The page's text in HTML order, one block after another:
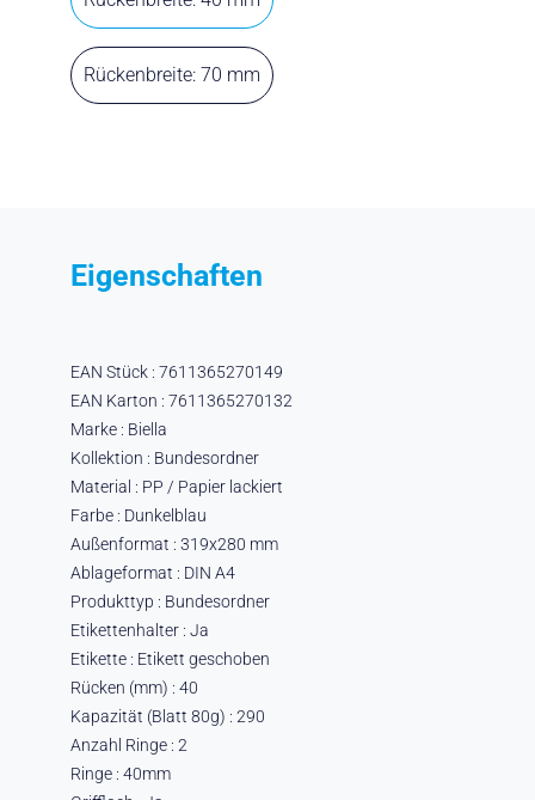
Rückenbreite: 70 mm
Eigenschaften
EAN Stück : 7611365270149
EAN Karton : 7611365270132
Marke : Biella
Kollektion : Bundesordner
Material : PP / Papier lackiert
Farbe : Dunkelblau
Außenformat : 319x280 mm
Ablageformat : DIN A4
Produkttyp : Bundesordner
Etikettenhalter : Ja
Etikette : Etikett geschoben
Rücken (mm) : 40
Kapazität (Blatt 80g) : 290
Anzahl Ringe : 2
Ringe : 40mm